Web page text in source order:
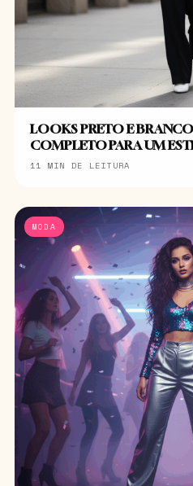
LOOKS PRETO E
COMPLETO PARA UM
11 MIN DE LEITURA
MODA